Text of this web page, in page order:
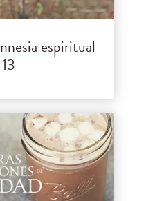
espiritual